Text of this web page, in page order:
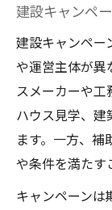
建設キャンペ
建設キャンペー
や運営主体が異
スメーカーや
ハウス見学、
ます。一方、
や条件を満たす
キャンペーンは